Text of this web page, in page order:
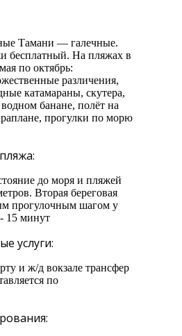
Тамани — галечные.
бесплатный. На пляжах в
по октябрь:
различения,
катамараны, скутера,
банане, полёт на
прогулки по морю
до моря и пляжей
Вторая береговая
прогулочным шагом у
15 минут
услуги:
и ж/д вокзале трансфер
по